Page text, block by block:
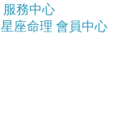
服務中心
星座命理 會員中心